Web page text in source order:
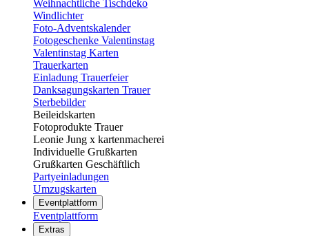
Weihnachtliche Tischdeko
Windlichter
Foto-Adventskalender
Fotogeschenke Valentinstag
Valentinstag Karten
Trauerkarten
Einladung Trauerfeier
Danksagungskarten Trauer
Sterbebilder
Beileidskarten
Fotoprodukte Trauer
Leonie Jung x kartenmacherei
Individuelle Grußkarten
Grußkarten Geschäftlich
Partyeinladungen
Umzugskarten
Eventplattform
Eventplattform
Extras